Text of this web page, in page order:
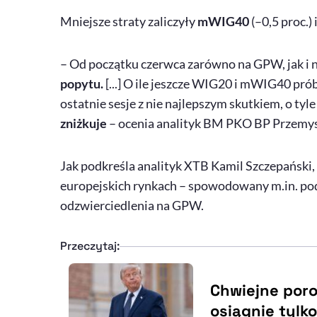
Mniejsze straty zaliczyłymWIG40(–0,5 proc.)
– Od początku czerwca zarówno na GPW, jak i
popytu.[...] O ile jeszcze WIG20 i mWIG40
ostatnie sesje z nie najlepszym skutkiem, o tyle
zniżkuje – ocenia analityk BM PKO BP
Jak podkreśla analityk XTB Kamil
europejskich rynkach – spowodowany m.in.
odzwierciedlenia na GPW.
Przeczytaj:
Chwiejne
osiągnie